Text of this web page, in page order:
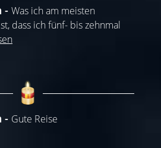
Was ich am meisten
dass ich fünf- bis zehnmal
Gute Reise